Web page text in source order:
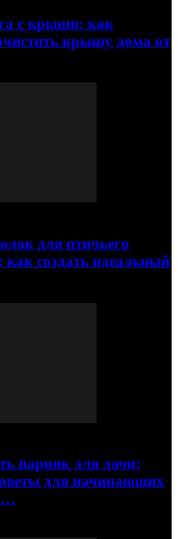
с крыши: как
крышу дома от
для птичьего
как создать идеальный
парник для дачи:
для начинающих